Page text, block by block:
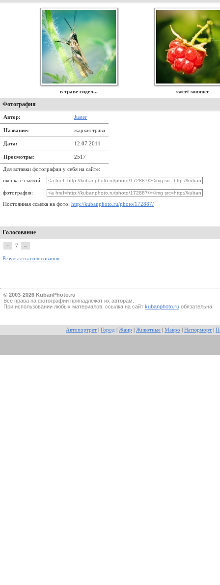
в траве сидел... sweet summer
Фотография
Автор: Juster
Название: жаркая трава
Дата: 12.07.2011
Просмотры: 2517
Для вставки фотографии у себя на сайте:
иконка с сылкой:
фотография:
Постоянная ссылка на фото: http://kubanphoto.ru/photo/172887/
Голосование
+ 7 –
Результаты голосования
© 2003-2026 KubanPhoto.ru
Все прaва на фотографии принадлежат их авторам.
При использовании любых материалов, ссылка на сайт kubanphoto.ru обязательна.
Автопортрет Город Жанр Животные Макро Натюрморт